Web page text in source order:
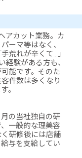
アカット業務。カ
ーマ等はなく、
荒れが辛くて…」
経験がある方も、
能です。そのた
件数は多くなり
。
の当社独自の研
一般的な理美容
研修後には店舗
与を支給してい